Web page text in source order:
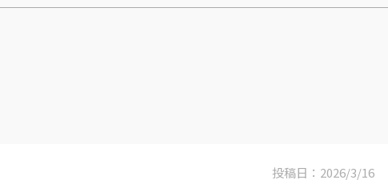
投稿日：2026/3/16